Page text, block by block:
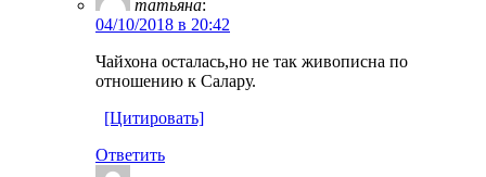
татьяна:
04/10/2018 в 20:42
Чайхона осталась,но не так живописна по
отношению к Салару.
[Цитировать]
Ответить